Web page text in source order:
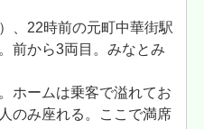
、22時前の元町中華街駅
前から3両目。みなとみ
ホームは乗客で溢れてお
のみ座れる。ここで満席